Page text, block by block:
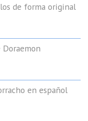
de forma original
en español